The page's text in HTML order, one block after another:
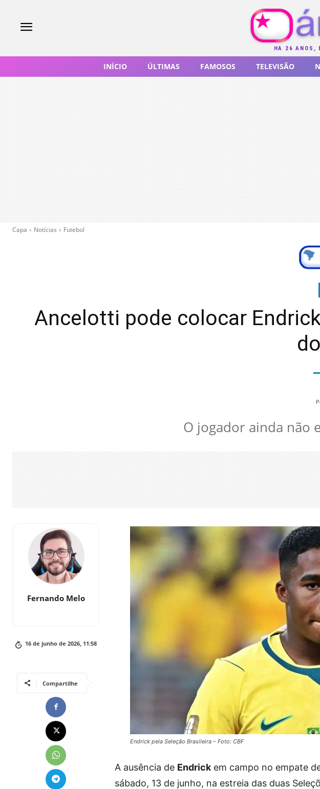
HÁ 26 ANOS,
INÍCIO ÚLTIMAS FAMOSOS TELEVISÃO
Capa Notícias Futebol
Ancelotti pode colocar
O jogador ainda não
Fernando Melo
16 de junho de 2026, 11:58
Compartilhe
Endrick pela Seleção Brasileira – Foto: CBF
A ausência de Endrick em campo no empate
sábado, 13 de junho, na estreia das duas